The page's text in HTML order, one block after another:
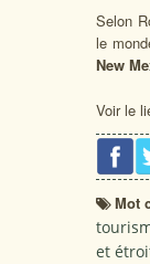
Selon
le
New
Voir le
Mot
et